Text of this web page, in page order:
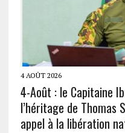
4 AOÛT 2026
4-Août : le Capitaine
l’héritage de Thomas
appel à la libération